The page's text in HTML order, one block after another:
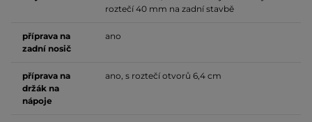
roztečí 40 mm na zadní stavbě
příprava na
zadní nosič
ano
příprava na
držák na
nápoje
ano, s roztečí otvorů 6,4 cm